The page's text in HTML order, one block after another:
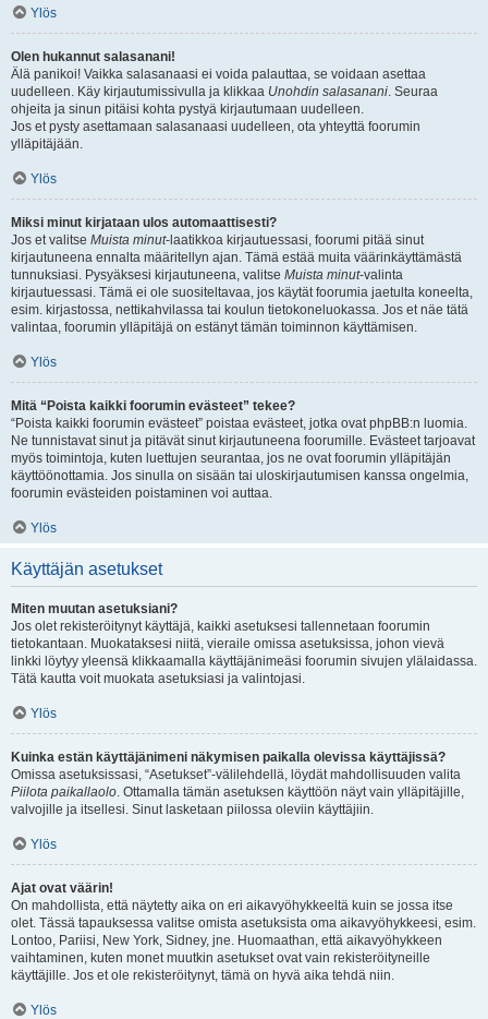
Ylös
Olen hukannut salasanani!
Älä panikoi! Vaikka salasanaasi ei voida palauttaa, se voidaan asettaa
uudelleen. Käy kirjautumissivulla ja klikkaa Unohdin salasanani. Seuraa
ohjeita ja sinun pitäisi kohta pystyä kirjautumaan uudelleen.
Jos et pysty asettamaan salasanaasi uudelleen, ota yhteyttä foorumin
ylläpitäjään.
Ylös
Miksi minut kirjataan ulos automaattisesti?
Jos et valitse Muista minut-laatikkoa kirjautuessasi, foorumi pitää sinut
kirjautuneena ennalta määritellyn ajan. Tämä estää muita väärinkäyttämästä
tunnuksiasi. Pysyäksesi kirjautuneena, valitse Muista minut-valinta
kirjautuessasi. Tämä ei ole suositeltavaa, jos käytät foorumia jaetulta koneelta,
esim. kirjastossa, nettikahvilassa tai koulun tietokoneluokassa. Jos et näe tätä
valintaa, foorumin ylläpitäjä on estänyt tämän toiminnon käyttämisen.
Ylös
Mitä “Poista kaikki foorumin evästeet” tekee?
“Poista kaikki foorumin evästeet” poistaa evästeet, jotka ovat phpBB:n luomia.
Ne tunnistavat sinut ja pitävät sinut kirjautuneena foorumille. Evästeet tarjoavat
myös toimintoja, kuten luettujen seurantaa, jos ne ovat foorumin ylläpitäjän
käyttöönottamia. Jos sinulla on sisään tai uloskirjautumisen kanssa ongelmia,
foorumin evästeiden poistaminen voi auttaa.
Ylös
Käyttäjän asetukset
Miten muutan asetuksiani?
Jos olet rekisteröitynyt käyttäjä, kaikki asetuksesi tallennetaan foorumin
tietokantaan. Muokataksesi niitä, vieraile omissa asetuksissa, johon vievä
linkki löytyy yleensä klikkaamalla käyttäjänimeäsi foorumin sivujen ylälaidassa.
Tätä kautta voit muokata asetuksiasi ja valintojasi.
Ylös
Kuinka estän käyttäjänimeni näkymisen paikalla olevissa käyttäjissä?
Omissa asetuksissasi, “Asetukset”-välilehdellä, löydät mahdollisuuden valita
Piilota paikallaolo. Ottamalla tämän asetuksen käyttöön näyt vain ylläpitäjille,
valvojille ja itsellesi. Sinut lasketaan piilossa oleviin käyttäjiin.
Ylös
Ajat ovat väärin!
On mahdollista, että näytetty aika on eri aikavyöhykkeeltä kuin se jossa itse
olet. Tässä tapauksessa valitse omista asetuksista oma aikavyöhykkeesi, esim.
Lontoo, Pariisi, New York, Sidney, jne. Huomaathan, että aikavyöhykkeen
vaihtaminen, kuten monet muutkin asetukset ovat vain rekisteröityneille
käyttäjille. Jos et ole rekisteröitynyt, tämä on hyvä aika tehdä niin.
Ylös